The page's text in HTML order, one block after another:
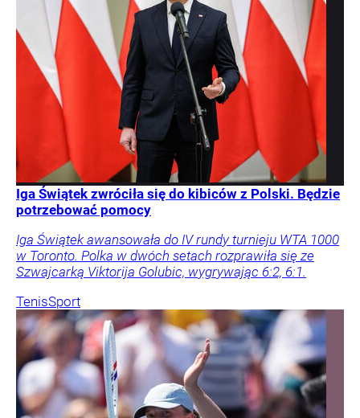
Iga Świątek zwróciła się do kibiców z Polski. Będzie
potrzebować pomocy
Iga Świątek awansowała do IV rundy turnieju WTA 1000
w Toronto. Polka w dwóch setach rozprawiła się ze
Szwajcarką Viktorija Golubic, wygrywając 6:2, 6:1.
TenisSport